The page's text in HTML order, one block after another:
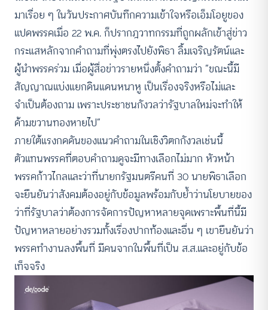
มาเรื่อย ๆ ในวันประกาศบันทึกความเข้าใจหรือเอ็มโอยูของ
แปดพรรคเมื่อ 22 พ.ค. ก็ปรากฎวาทกรรมที่ถูกผลักเข้าสู่ข่าว
กระแสหลักจากคำถามที่พุ่งตรงไปยังพิธา ลิ้มเจริญรัตน์และ
ผู้นำพรรคร่วม เมื่อผู้สื่อข่าวรายหนึ่งตั้งคำถามว่า “ขณะนี้มี
สัญญาณแบ่งแยกดินแดนหนาหู เป็นเรื่องจริงหรือไม่และ
จำเป็นต้องถาม เพราะประชาชนกังวลว่ารัฐบาลใหม่จะทำให้
ด้ามขวานทองหายไป”
ภายใต้แรงกดดันของแนวคำถามในเชิงวิตกกังวลเช่นนี้
ตัวแทนพรรคที่ตอบคำถามดูจะมีทางเลือกไม่มาก หัวหน้า
พรรคก้าวไกลและว่าที่นายกรัฐมนตรีคนที่ 30 นายพิธาเลือก
จะยืนยันว่าสังคมต้องอยู่กับข้อมูลพร้อมกับย้ำว่านโยบายของ
ว่าที่รัฐบาลว่าต้องการจัดการปัญหาหลายจุดเพราะพื้นที่นี้มี
ปัญหาหลายอย่างรวมทั้งเรื่องปากท้องและอื่น ๆ เขายืนยันว่า
พรรคทำงานลงพื้นที่ มีคนจากในพื้นที่เป็น ส.ส.และอยู่กับข้อ
เท็จจริง